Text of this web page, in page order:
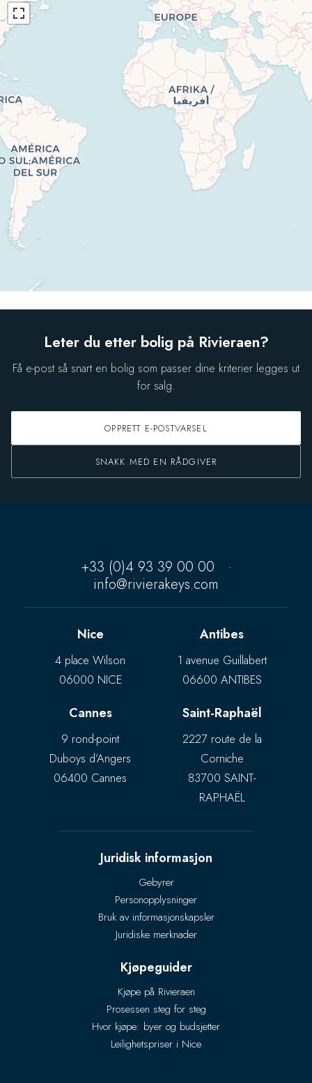
Leter du etter bolig på Rivieraen?
Få e-post så snart en bolig som passer dine kriterier legges ut
for salg.
OPPRETT E-POSTVARSEL
SNAKK MED EN RÅDGIVER
+33 (0)4 93 39 00 00
·
info@rivierakeys.com
Nice
4 place Wilson
06000 NICE
Antibes
1 avenue Guillabert
06600 ANTIBES
Cannes
9 rond-point
Duboys d’Angers
06400 Cannes
Saint-Raphaël
2227 route de la
Corniche
83700 SAINT-
RAPHAËL
Juridisk informasjon
Gebyrer
Personopplysninger
Bruk av informasjonskapsler
Juridiske merknader
Kjøpeguider
Kjøpe på Rivieraen
Prosessen steg for steg
Hvor kjøpe: byer og budsjetter
Leilighetspriser i Nice